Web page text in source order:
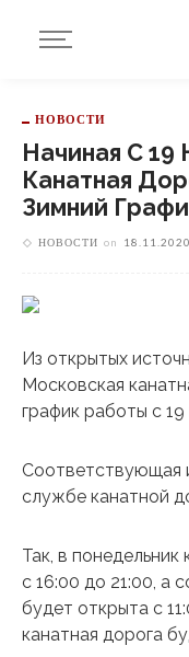
НОВОСТИ
Начиная С 19
Канатная
Зимний
НОВОСТИ on 18.11.2020
Из открытых
Московская
график работы с 19
Соответствующая
службе канатной
Так, в
с 16:00 до 21:00, а
будет открыта с
канатная дорога